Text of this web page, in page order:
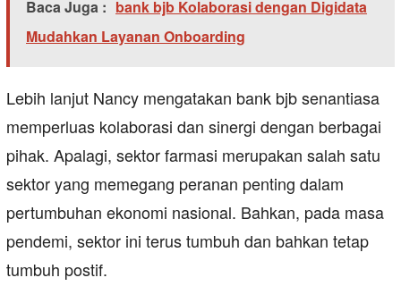
Baca Juga : bank bjb Kolaborasi dengan Digidata
Mudahkan Layanan Onboarding
Lebih lanjut Nancy mengatakan bank bjb senantiasa
memperluas kolaborasi dan sinergi dengan berbagai
pihak. Apalagi, sektor farmasi merupakan salah satu
sektor yang memegang peranan penting dalam
pertumbuhan ekonomi nasional. Bahkan, pada masa
pendemi, sektor ini terus tumbuh dan bahkan tetap
tumbuh postif.